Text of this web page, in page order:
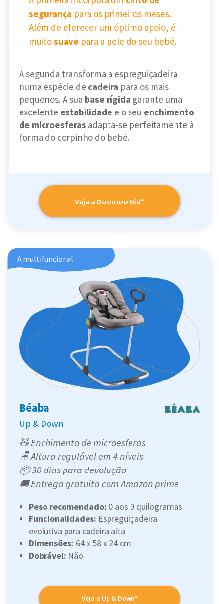
segurança para os primeiros meses.
Além de oferecer um óptimo apoio, é
muitosuave para a pele do seu bebé.
A segunda transforma a espreguiçadeira
numa espécie de cadeira para os mais
pequenos. A sua base rígida garante uma
excelente estabilidade e o seu enchimento
de microesferas adapta-se perfeitamente à
forma do corpinho do bebé.
Veja a Doomoo Nid*
A multifuncional
Béaba
Up & Down
🧸 Enchimento de microesferas
🪑 Altura regulável em 4 níveis
📦 30 dias para devolução
🚚 Entrega gratuita com Amazon prime
Peso recomendado: 0 aos 9 quilogramas
Funcionalidades: Espreguiçadeira
evolutiva para cadeira alta
Dimensões: 64 x 58 x 24 cm
Dobrável: Não
Veja a Up & Down*